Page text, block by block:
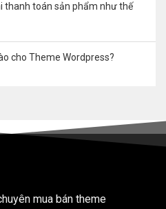
thanh toán sản phẩm như thế
cho Theme Wordpress?
mua bán theme